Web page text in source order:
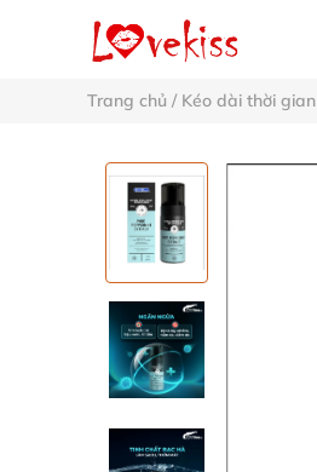
Trang chủ / Kéo dài thời gian